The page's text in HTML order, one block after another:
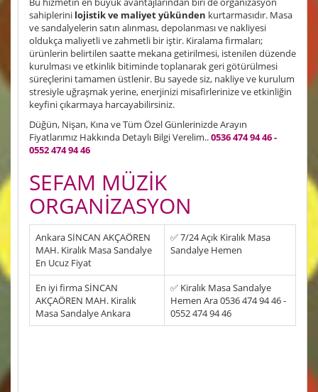
sahiplerini lojistik ve maliyet yükünden kurtarmasıdır. Masa
ve sandalyelerin satın alınması, depolanması ve nakliyesi
oldukça maliyetli ve zahmetli bir iştir. Kiralama firmaları;
ürünlerin belirtilen saatte mekana getirilmesi, istenilen düzende
kurulması ve etkinlik bitiminde toplanarak geri götürülmesi
süreçlerini tamamen üstlenir. Bu sayede siz, nakliye ve kurulum
stresiyle uğraşmak yerine, enerjinizi misafirlerinize ve etkinliğin
keyfini çıkarmaya harcayabilirsiniz.
Düğün, Nişan, Kına ve Tüm Özel Günlerinizde Arayın
Fiyatlarımız Hakkında Detaylı Bilgi Verelim..0536 474 94 46 -
0552 474 94 46
SEFAM MÜZİK
ORGANİZASYON
Ankara SİNCAN AKÇAÖREN
MAH. Kiralık Masa Sandalye
En Ucuz Fiyat
✅ 7/24 Açık Kiralık Masa
Sandalye Hemen
En iyi firma SİNCAN
AKÇAÖREN MAH. Kiralık
Masa Sandalye Ankara
✅ Kiralık Masa Sandalye
Hemen Ara 0536 474 94 46 -
0552 474 94 46